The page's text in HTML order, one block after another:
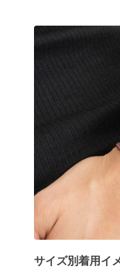
サイズ別着用イ